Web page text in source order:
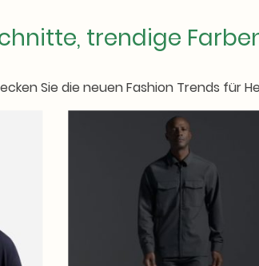
trendige
Sie die neuen Fashion Trends für